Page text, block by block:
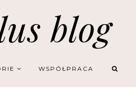
blog
WSPÓŁPRACA